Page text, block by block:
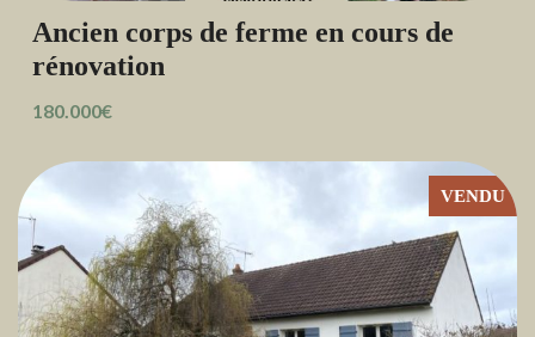
Ancien corps de ferme en cours de
rénovation
180.000€
VENDU